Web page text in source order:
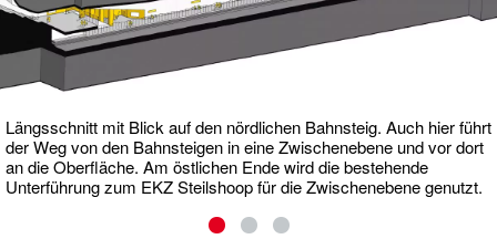
Längsschnitt mit Blick auf den nördlichen Bahnsteig. Auch hier führt
der Weg von den Bahnsteigen in eine Zwischenebene und vor dort
an die Oberfläche. Am östlichen Ende wird die bestehende
Unterführung zum EKZ Steilshoop für die Zwischenebene genutzt.